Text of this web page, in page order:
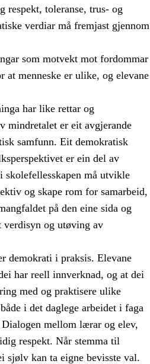
respekt, toleranse, trus- og
verdiar må fremjast gjennom
som motvekt mot fordommar
at menneske er ulike, og elevane
har like rettar og
mindretalet er eit avgjerande
samfunn. Eit demokratisk
er ein del av
må utvikle
og skape rom for samarbeid,
på den eine sida og
verdisyn og utøving av
demokrati i praksis. Elevane
har reell innverknad, og at dei
med og praktisere ulike
i det daglege arbeidet i faga
mellom lærar og elev,
respekt. Når stemma til
sjølv kan ta eigne bevisste val.